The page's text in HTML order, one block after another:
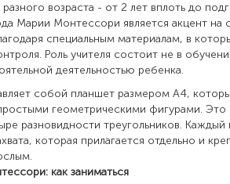
возраста - от 2 лет вплоть до
Марии Монтессори является акцент на
специальным материалам, в
Роль учителя состоит не в
деятельностью ребенка.
собой планшет размером А4,
геометрическими фигурами. Это
разновидности треугольников.
которая прилагается отдельно и
как заниматься